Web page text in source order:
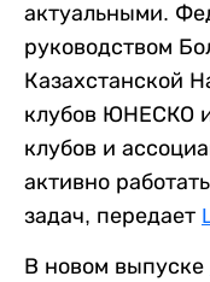
актуальными.
руководством
Казахстанской
клубов ЮНЕСКО
клубов и
активно
задач, передает
В новом выпуске